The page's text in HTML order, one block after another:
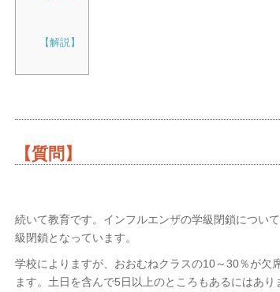
【解説】
【質問】
続いて教育です。インフルエンザの学級閉鎖につい
級閉鎖となっています。
学校によりますが、おおむねクラスの10～30％が欠
ます。土日を含んで5日以上のところもあるにはあり